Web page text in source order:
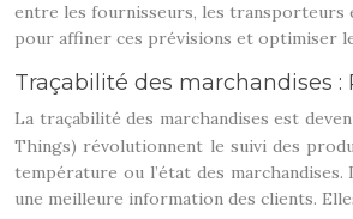
entre les fournisseurs, les transporteurs
pour affiner ces prévisions et optimiser
Traçabilité des marchandises :
La traçabilité des marchandises est
Things) révolutionnent le suivi des
température ou l’état des
une meilleure information des clients.